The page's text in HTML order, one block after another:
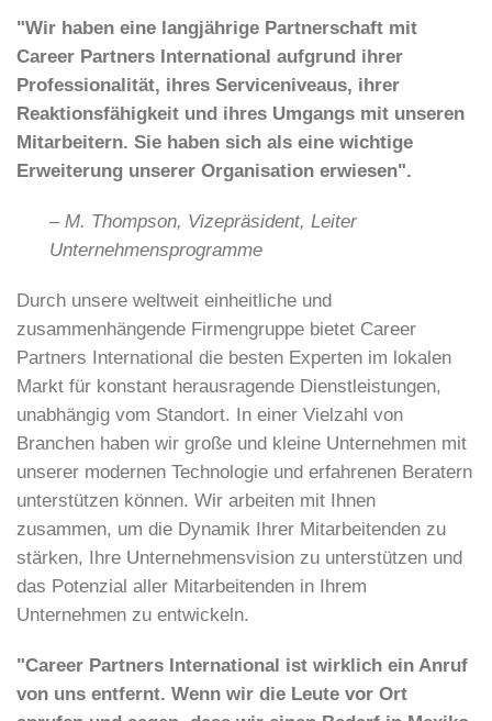
"Wir haben eine langjährige Partnerschaft mit
Career Partners International aufgrund ihrer
Professionalität, ihres Serviceniveaus, ihrer
Reaktionsfähigkeit und ihres Umgangs mit unseren
Mitarbeitern. Sie haben sich als eine wichtige
Erweiterung unserer Organisation erwiesen".
– M. Thompson, Vizepräsident, Leiter
Unternehmensprogramme
Durch unsere weltweit einheitliche und
zusammenhängende Firmengruppe bietet Career
Partners International die besten Experten im lokalen
Markt für konstant herausragende Dienstleistungen,
unabhängig vom Standort. In einer Vielzahl von
Branchen haben wir große und kleine Unternehmen mit
unserer modernen Technologie und erfahrenen Beratern
unterstützen können. Wir arbeiten mit Ihnen
zusammen, um die Dynamik Ihrer Mitarbeitenden zu
stärken, Ihre Unternehmensvision zu unterstützen und
das Potenzial aller Mitarbeitenden in Ihrem
Unternehmen zu entwickeln.
"Career Partners International ist wirklich ein Anruf
von uns entfernt. Wenn wir die Leute vor Ort